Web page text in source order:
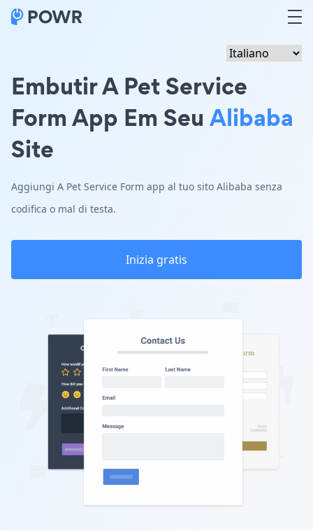
Embutir A Pet Service
Form App Em Seu Alibaba
Site
Aggiungi A Pet Service Form app al tuo sito Alibaba senza
codifica o mal di testa.
Inizia gratis